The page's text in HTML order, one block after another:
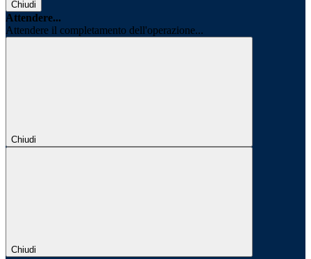
Chiudi
Attendere...
Attendere il completamento dell'operazione...
Chiudi
Chiudi